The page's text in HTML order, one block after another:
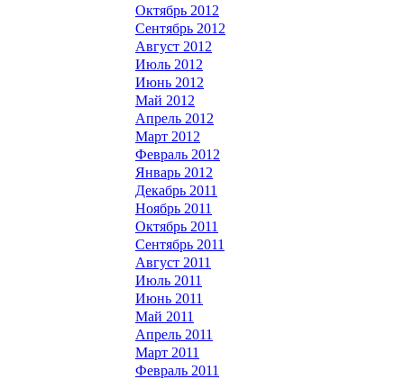
Октябрь 2012
Сентябрь 2012
Август 2012
Июль 2012
Июнь 2012
Май 2012
Апрель 2012
Март 2012
Февраль 2012
Январь 2012
Декабрь 2011
Ноябрь 2011
Октябрь 2011
Сентябрь 2011
Август 2011
Июль 2011
Июнь 2011
Май 2011
Апрель 2011
Март 2011
Февраль 2011